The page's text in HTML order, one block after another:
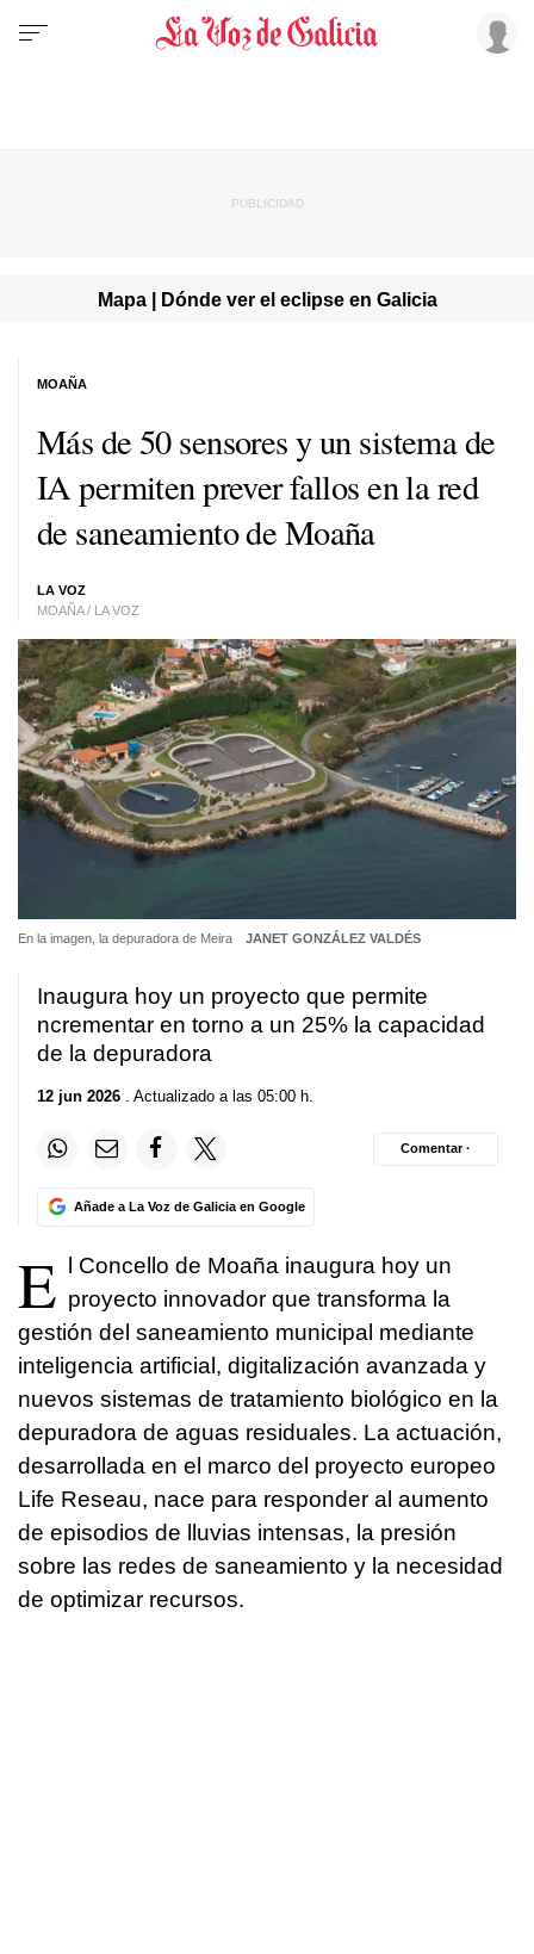
Mapa | Dónde ver el eclipse en Galicia
Más de 50 sensores y un sistema de
IA permiten prever fallos en la red
de saneamiento de Moaña
LA VOZ
MOAÑA / LA VOZ
MOAÑA
En la imagen, la depuradora de Meira JANET GONZÁLEZ VALDÉS
Inaugura hoy un proyecto que permite
ncrementar en torno a un 25% la capacidad
de la depuradora
12 jun 2026 . Actualizado a las 05:00 h.
Añade a La Voz de Galicia en Google
Comentar ·
E l Concello de Moaña inaugura hoy un
proyecto innovador que transforma la
gestión del saneamiento municipal mediante
inteligencia artificial, digitalización avanzada y
nuevos sistemas de tratamiento biológico en la
depuradora de aguas residuales. La actuación,
desarrollada en el marco del proyecto europeo
Life Reseau, nace para responder al aumento
de episodios de lluvias intensas, la presión
sobre las redes de saneamiento y la necesidad
de optimizar recursos.